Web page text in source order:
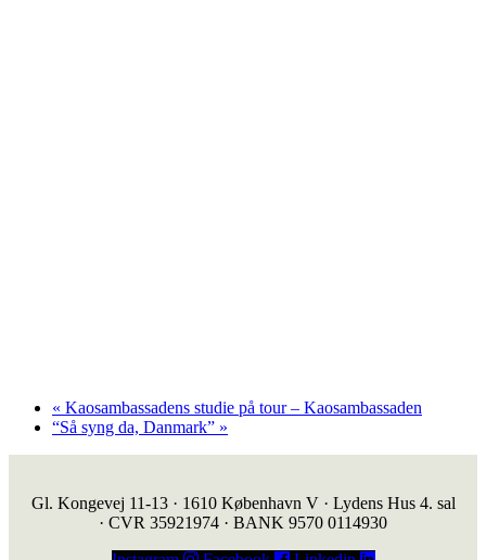
« Kaosambassadens studie på tour – Kaosambassaden
“Så syng da, Danmark” »
Gl. Kongevej 11-13 · 1610 København V · Lydens Hus 4. sal
· CVR 35921974 · BANK 9570 0114930